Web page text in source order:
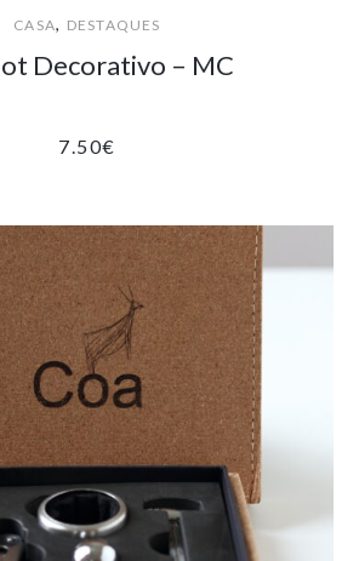
CASA, DESTAQUES
Decorativo – MC
7.50€